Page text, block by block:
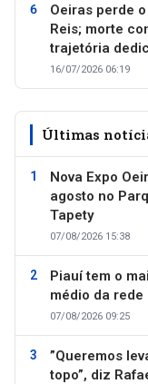
Oeiras perde
Reis; morte
trajetória
16/07/2026 06:19
Últimas
Nova Expo
agosto no
Tapety
07/08/2026 15:38
Piauí tem o
médio da
07/08/2026 09:25
”Queremos
topo”, diz